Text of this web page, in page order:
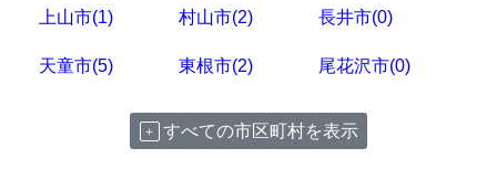
上山市(1) 村山市(2) 長井市(0)
天童市(5) 東根市(2) 尾花沢市(0)
すべての市区町村を表示